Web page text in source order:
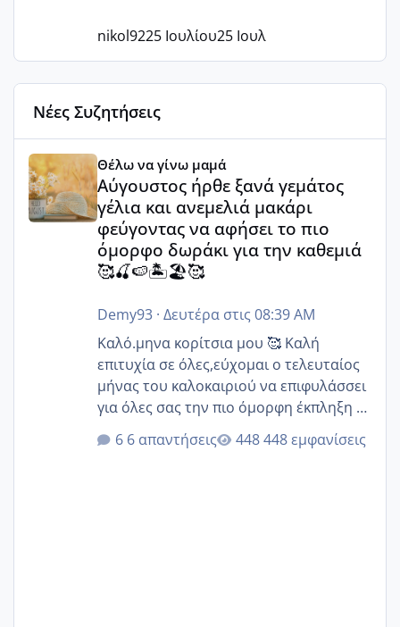
nikol9225 Ιουλίου25 Ιουλ
Νέες Συζητήσεις
Αύγουστος ήρθε ξανά γεμάτος γέλια και ανεμελιά
Θέλω να γίνω μαμά
Αύγουστος ήρθε ξανά γεμάτος
γέλια και ανεμελιά μακάρι
φεύγοντας να αφήσει το πιο
όμορφο δωράκι για την καθεμιά
🥰🍒🍉🏝️🏖️🥰
Demy93· Δευτέρα στις 08:39 AM
Καλό.μηνα κορίτσια μου 🥰 Καλή
επιτυχία σε όλες,εύχομαι ο τελευταίος
μήνας του καλοκαιριού να επιφυλάσσει
για όλες σας την πιο όμορφη έκπληξη 🧿
@Elk @Melikara86 @Παρασκευαιδου
@Zenia z @melitiniღ @Christi.D.
6 απαντήσεις 448 εμφανίσεις